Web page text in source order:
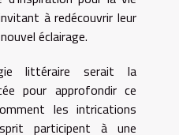
à redécouvrir leur
éclairage.
littéraire serait la
pour approfondir ce
les intrications
participent à une